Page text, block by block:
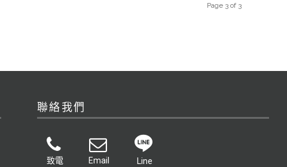
Page 3 of 3
聯絡我們
致電 Email Line